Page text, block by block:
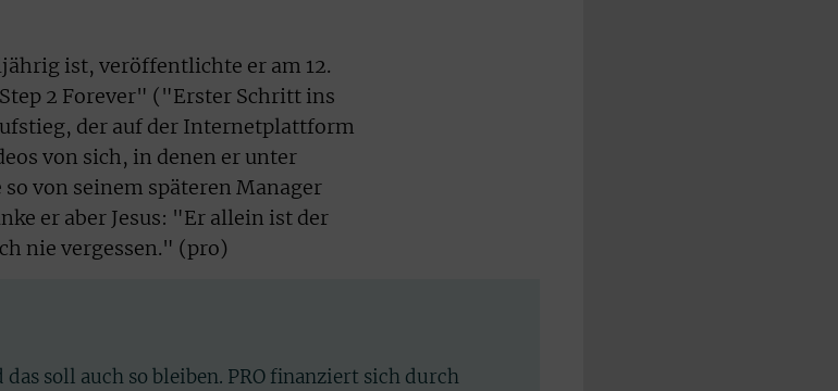
ist, veröffentlichte er am 12.
2 Forever" ("Erster Schritt ins
der auf der Internetplattform
von sich, in denen er unter
von seinem späteren Manager
er aber Jesus: "Er allein ist der
nie vergessen." (pro)
soll auch so bleiben. PRO finanziert sich durch